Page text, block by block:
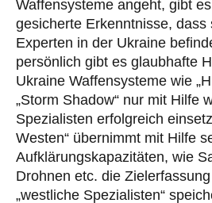
Waffensysteme angeht, gibt
gesicherte Erkenntnisse, dass
Experten in der Ukraine
persönlich gibt es glaubhafte
Ukraine Waffensysteme wie
„Storm Shadow“ nur mit Hilfe
Spezialisten erfolgreich
Westen“ übernimmt mit Hilfe
Aufklärungskapazitäten, wie
Drohnen etc. die
„westliche Spezialisten“